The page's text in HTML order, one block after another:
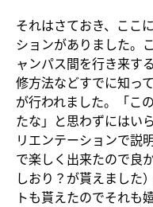
それはさておき、ここ
ションがありました。
ャンパス間を行き来す
修方法などすでに知っ
が行われました。「こ
たな」と思わずにはい
リエンテーションで説
で楽しく出来たので良
しおり？が貰えました
トも貰えたのでそれも